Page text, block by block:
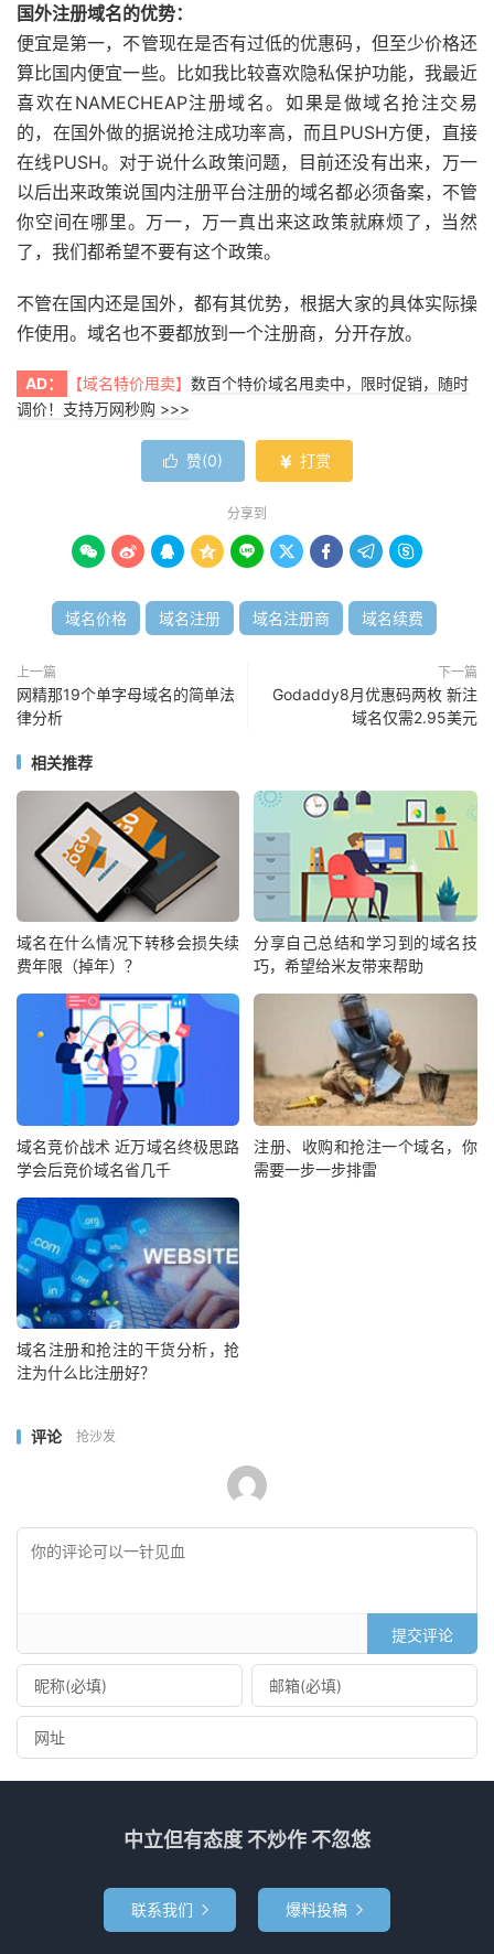
国外注册域名的优势：
便宜是第一，不管现在是否有过低的优惠码，但至少价格还
算比国内便宜一些。比如我比较喜欢隐私保护功能，我最近
喜欢在NAMECHEAP注册域名。如果是做域名抢注交易
的，在国外做的据说抢注成功率高，而且PUSH方便，直接
在线PUSH。对于说什么政策问题，目前还没有出来，万一
以后出来政策说国内注册平台注册的域名都必须备案，不管
你空间在哪里。万一，万一真出来这政策就麻烦了，当然
了，我们都希望不要有这个政策。
不管在国内还是国外，都有其优势，根据大家的具体实际操
作使用。域名也不要都放到一个注册商，分开存放。
AD： 【域名特价甩卖】 数百个特价域名甩卖中，限时促销，随时
调价！支持万网秒购 >>>
 赞(0)  打赏
分享到
        
域名价格 域名注册 域名注册商 域名续费
上一篇
网精那19个单字母域名的简单法
律分析
下一篇
Godaddy8月优惠码两枚 新注
域名仅需2.95美元
相关推荐
域名在什么情况下转移会损失续
费年限（掉年）？
分享自己总结和学习到的域名技
巧，希望给米友带来帮助
域名竞价战术 近万域名终极思路
学会后竞价域名省几千
注册、收购和抢注一个域名，你
需要一步一步排雷
域名注册和抢注的干货分析，抢
注为什么比注册好？
评论 抢沙发
提交评论
中立但有态度 不炒作 不忽悠
联系我们  爆料投稿 